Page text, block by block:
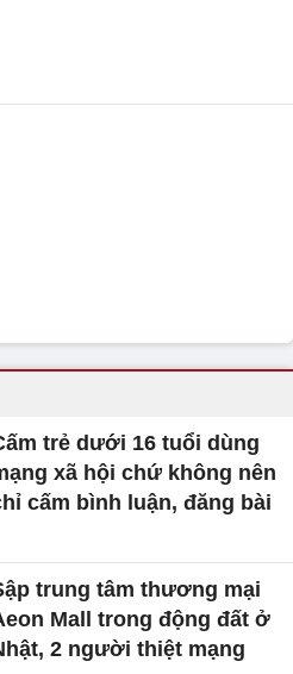
trẻ dưới 16 tuổi dùng
xã hội chứ không nên
cấm bình luận, đăng bài
trung tâm thương mại
Mall trong động đất ở
2 người thiệt mạng